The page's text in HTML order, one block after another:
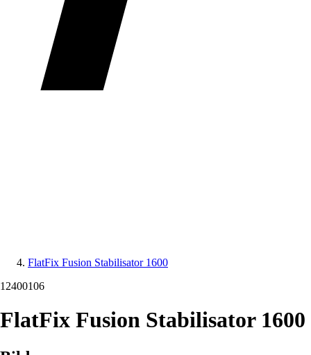
FlatFix Fusion Stabilisator 1600
12400106
FlatFix Fusion Stabilisator 1600